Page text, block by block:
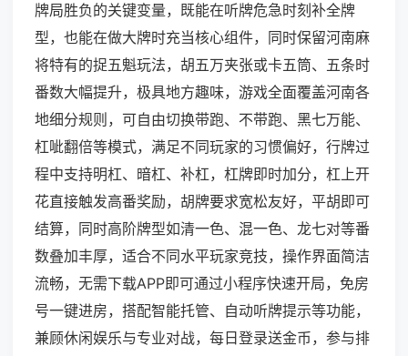
牌局胜负的关键变量，既能在听牌危急时刻补全牌
型，也能在做大牌时充当核心组件，同时保留河南麻
将特有的捉五魁玩法，胡五万夹张或卡五筒、五条时
番数大幅提升，极具地方趣味，游戏全面覆盖河南各
地细分规则，可自由切换带跑、不带跑、黑七万能、
杠呲翻倍等模式，满足不同玩家的习惯偏好，行牌过
程中支持明杠、暗杠、补杠，杠牌即时加分，杠上开
花直接触发高番奖励，胡牌要求宽松友好，平胡即可
结算，同时高阶牌型如清一色、混一色、龙七对等番
数叠加丰厚，适合不同水平玩家竞技，操作界面简洁
流畅，无需下载APP即可通过小程序快速开局，免房
号一键进房，搭配智能托管、自动听牌提示等功能，
兼顾休闲娱乐与专业对战，每日登录送金币，参与排